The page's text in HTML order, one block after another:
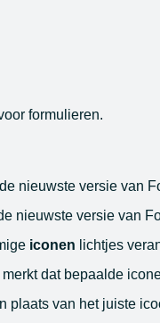
formulieren.
nieuwste versie van
nieuwste versie van
iconen lichtjes
merkt dat bepaalde
plaats van het juiste